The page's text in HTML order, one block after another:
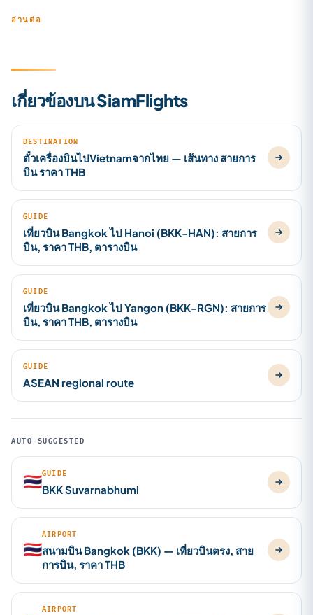
อ่านต่อ
เกี่ยวข้องบน SiamFlights
DESTINATION
ตั๋วเครื่องบินไปVietnamจากไทย — เส้นทาง สายการ
บิน ราคา THB
GUIDE
เที่ยวบิน Bangkok ไป Hanoi (BKK-HAN): สายการ
บิน, ราคา THB, ตารางบิน
GUIDE
เที่ยวบิน Bangkok ไป Yangon (BKK-RGN): สายการ
บิน, ราคา THB, ตารางบิน
GUIDE
ASEAN regional route
AUTO-SUGGESTED
🇹🇭GUIDE
BKK Suvarnabhumi
🇹🇭
AIRPORT
สนามบิน Bangkok (BKK) — เที่ยวบินตรง, สาย
การบิน, ราคา THB
AIRPORT